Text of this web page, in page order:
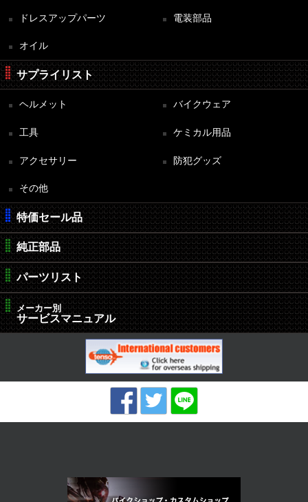
ドレスアップパーツ 電装部品
オイル
サプライリスト
ヘルメット バイクウェア
工具 ケミカル用品
アクセサリー 防犯グッズ
その他
特価セール品
純正部品
パーツリスト
メーカー別
サービスマニュアル